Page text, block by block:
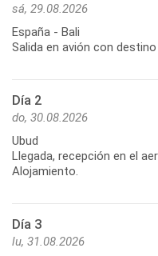
sá, 29.08.2026
España - Bali
Salida en avión con
Día 2
do, 30.08.2026
Ubud
Llegada, recepción en el
Alojamiento.
Día 3
lu, 31.08.2026